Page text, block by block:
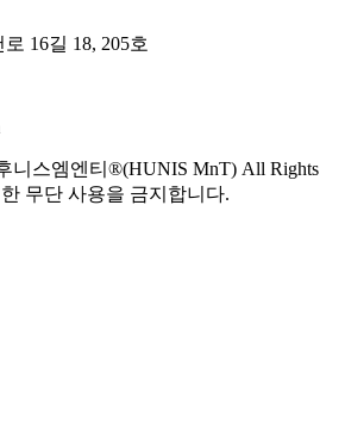
16길 18, 205호
니스엠엔티®(HUNIS MnT) All Rights
무단 사용을 금지합니다.